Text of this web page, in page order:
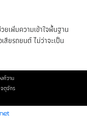
ยเพิ่มความเข้าใจพื้นฐาน
ยรถยนต์ ไม่ว่าจะเป็น
ศ์วาน
จตุจักร